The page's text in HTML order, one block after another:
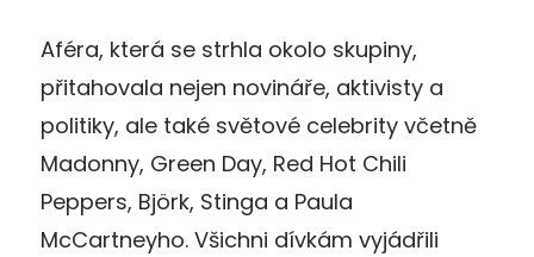
Aféra, která se strhla okolo skupiny,
přitahovala nejen novináře, aktivisty a
politiky, ale také světové celebrity včetně
Madonny, Green Day, Red Hot Chili
Peppers, Björk, Stinga a Paula
McCartneyho. Všichni dívkám vyjádřili